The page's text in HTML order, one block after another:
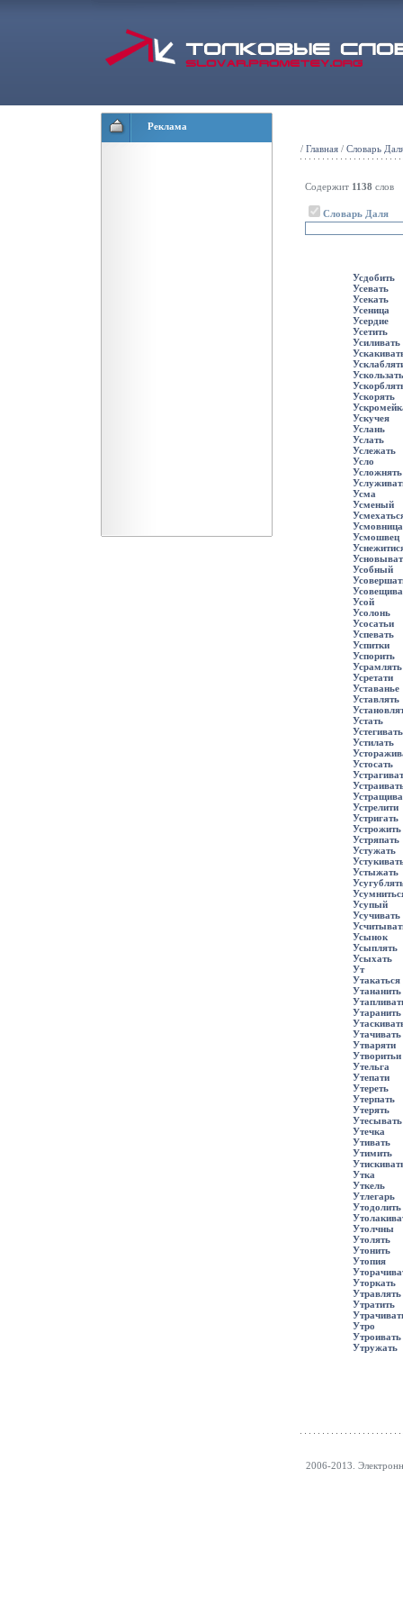
Реклама
/ Главная / Словарь
Содержит 1138 слов
Словарь Даля
Усдобить
Усевать
Усекать
Усеница
Усердие
Усетить
Усиливать
Ускользать
Ускорять
Ускучея
Услань
Услать
Услежать
Усло
Усложнять
Усма
Усменый
Усмовница
Усмошвец
Усобный
Усой
Усолонь
Усосатьи
Успевать
Успитки
Успорить
Усрамлять
Усретати
Уставанье
Уставлять
Устать
Устегивать
Устилать
Устосать
Устрелити
Устригать
Устрожить
Устряпать
Устужать
Устыжать
Усупый
Усучивать
Усынок
Усыплять
Усыхать
Ут
Утакаться
Утананить
Утаранить
Утачивать
Утваряти
Утворитьи
Утельга
Утепати
Утереть
Утерпать
Утерять
Утесывать
Утечка
Утивать
Утимить
Утка
Уткель
Утлегарь
Утодолить
Утолчны
Утолять
Утонить
Утопия
Уторкать
Утравлять
Утратить
Утро
Утроивать
Утружать
2006-2013.